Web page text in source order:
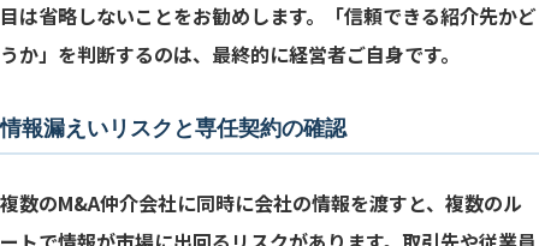
目は省略しないことをお勧めします。「信頼できる紹介先かど
うか」を判断するのは、最終的に経営者ご自身です。
情報漏えいリスクと専任契約の確認
複数のM&A仲介会社に同時に会社の情報を渡すと、複数のル